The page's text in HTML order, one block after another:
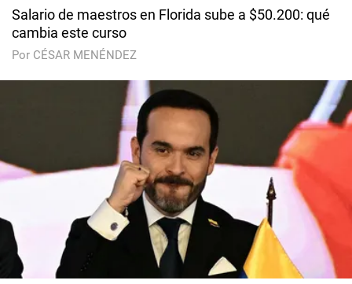
Salario de maestros en Florida sube a $50.200: qué
cambia este curso
Por CÉSAR MENÉNDEZ